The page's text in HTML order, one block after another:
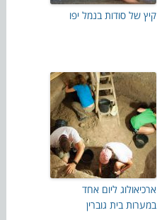
קיץ של סודות בנמל יפו
ארכיאולוג ליום אחד
במערות בית גוברין